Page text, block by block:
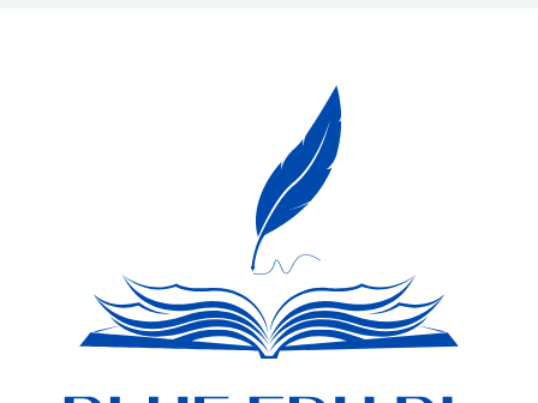
zapracowanych